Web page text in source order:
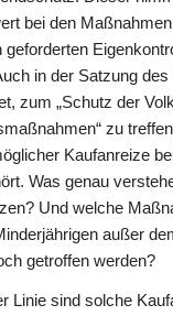
bei den
geforderten
in der Satzung
zum „Schutz der
zu
Kaufanreize
Was genau
Und welche
außer
getroffen werden?
Linie sind solche